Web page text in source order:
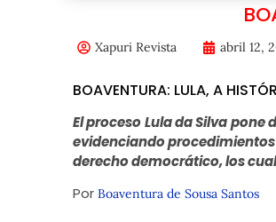
Xapuri Revista abril 12,
BOAVENTURA: LULA, A
El proceso Lula da Silva
evidenciando
derecho democrático, los
Por Boaventura de Sousa Santos